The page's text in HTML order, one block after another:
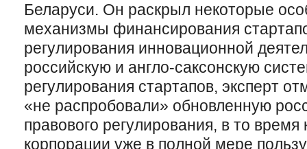
Беларуси. Он раскрыл некоторые
механизмы финансирования
регулирования инновационной
российскую и англо-саксонскую
регулирования стартапов, эксперт
«не распробовали» обновленную
правового регулирования, в то время
корпорации уже в полной мере